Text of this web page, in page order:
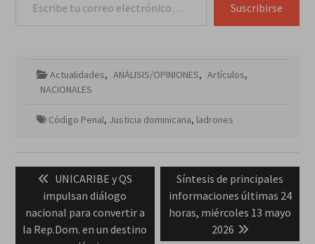
Suscribirse
Actualidades, ANÁLISIS/OPINIONES, Artículos,
NACIONALES
Código Penal, Justicia dominicana, ladrones
Navegación
entradas
Previous
post:
UNICARIBE y QS
impulsan diálogo
nacional para convertir a
la Rep.Dom. en un destino
Next
post:
Síntesis de principales
informaciones últimas 24
horas, miércoles 13 mayo
2026